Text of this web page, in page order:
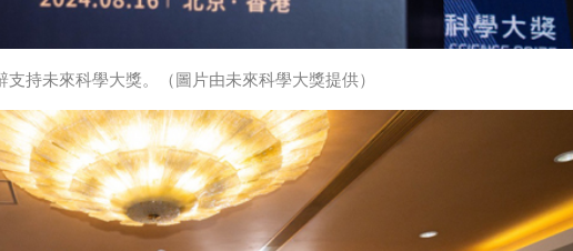
持未來科學大獎。（圖片由未來科學大獎提供）